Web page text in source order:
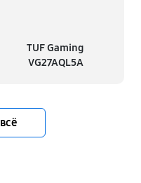
TUF Gaming
VG27AQL5A